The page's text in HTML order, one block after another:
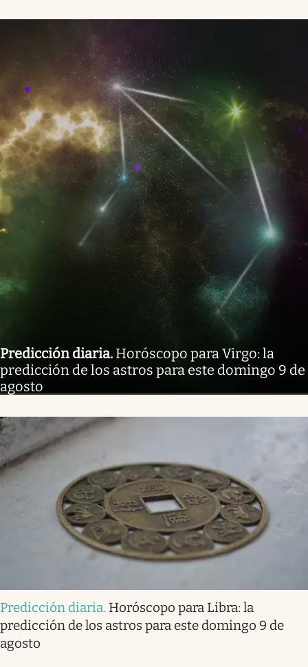
Predicción diaria. Horóscopo para Virgo: la
predicción de los astros para este domingo 9 de
agosto
Predicción diaria. Horóscopo para Libra: la
predicción de los astros para este domingo 9 de
agosto